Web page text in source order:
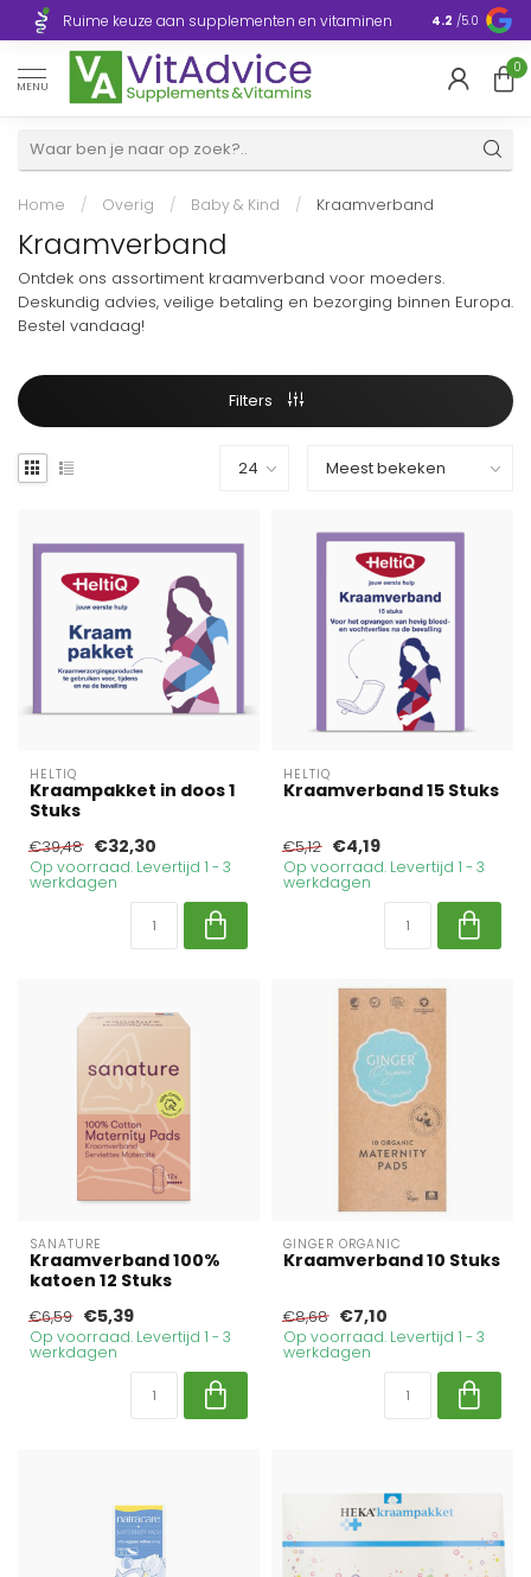
Ruime keuze aan supplementen en vitaminen Europa
4.2 /5.0
MENU
0
Home / Overig / Baby & Kind / Kraamverband
Kraamverband
Ontdek ons assortiment kraamverband voor moeders.
Deskundig advies, veilige betaling en bezorging binnen Europa.
Bestel vandaag!
Filters
HELTIQ
Kraampakket in doos 1
Stuks
€39,48 €32,30
Op voorraad. Levertijd 1 - 3
werkdagen
HELTIQ
Kraamverband 15 Stuks
€5,12 €4,19
Op voorraad. Levertijd 1 - 3
werkdagen
SANATURE
Kraamverband 100%
katoen 12 Stuks
€6,59 €5,39
Op voorraad. Levertijd 1 - 3
werkdagen
GINGER ORGANIC
Kraamverband 10 Stuks
€8,68 €7,10
Op voorraad. Levertijd 1 - 3
werkdagen